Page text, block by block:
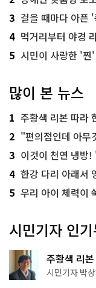
3 걸을 때마다 아픈 '
4 먹거리부터 야경
5 시민이 사랑한 '찐'
많이 본 뉴스
1 주황색 리본 따라 한
2 "편의점인데 아무것도
3 이것이 천연 냉방
4 한강 다리 아래서
5 우리 아이 체력이
시민기자 인
주황색 리
서울둘레길
시민기자 박